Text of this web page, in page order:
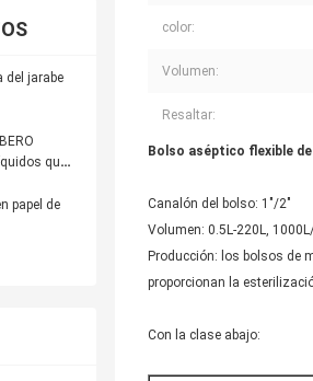
del jarabe
que
papel de
color:
Volumen:
Resaltar:
Bolso aséptico flexible
Canalón del bolso: 1"/2"
Volumen: 0.5L-220L,
Producción: los bolsos de
proporcionan la
Con la clase abajo: